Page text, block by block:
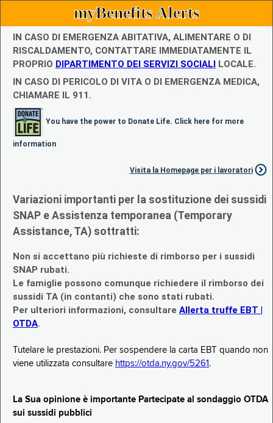
myBenefits Alerts
IN CASO DI EMERGENZA ABITATIVA, ALIMENTARE O DI
RISCALDAMENTO, CONTATTARE IMMEDIATAMENTE IL
PROPRIO DIPARTIMENTO DEI SERVIZI SOCIALI LOCALE.
IN CASO DI PERICOLO DI VITA O DI EMERGENZA MEDICA,
CHIAMARE IL 911.
You have the power to Donate Life. Click here for more
information
Visita la Homepage per i lavoratori
Variazioni importanti per la sostituzione dei sussidi
SNAP e Assistenza temporanea (Temporary
Assistance, TA) sottratti:
Non si accettano più richieste di rimborso per i sussidi
SNAP rubati.
Le famiglie possono comunque richiedere il rimborso dei
sussidi TA (in contanti) che sono stati rubati.
Per ulteriori informazioni, consultare Allerta truffe EBT |
OTDA.
Tutelare le prestazioni. Per sospendere la carta EBT quando non
viene utilizzata consultare https://otda.ny.gov/5261 .
La Sua opinione è importante Partecipate al sondaggio OTDA
sui sussidi pubblici